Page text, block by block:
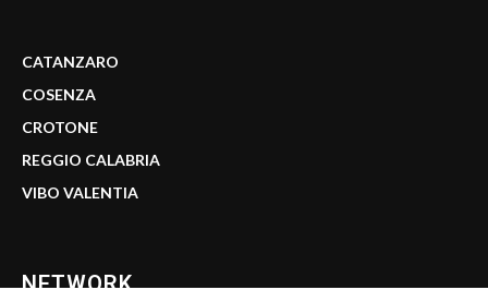
CATANZARO
COSENZA
CROTONE
REGGIO CALABRIA
VIBO VALENTIA
NETWORK